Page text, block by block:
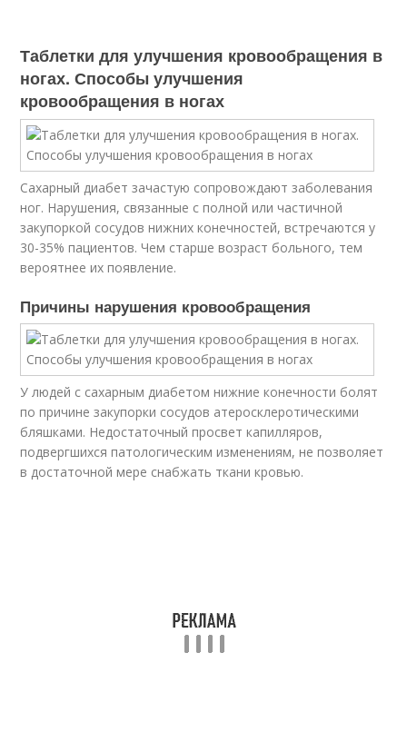
Таблетки для улучшения кровообращения в
ногах. Способы улучшения
кровообращения в ногах
Сахарный диабет зачастую сопровождают заболевания
ног. Нарушения, связанные с полной или частичной
закупоркой сосудов нижних конечностей, встречаются у
30-35% пациентов. Чем старше возраст больного, тем
вероятнее их появление.
Причины нарушения кровообращения
У людей с сахарным диабетом нижние конечности болят
по причине закупорки сосудов атеросклеротическими
бляшками. Недостаточный просвет капилляров,
подвергшихся патологическим изменениям, не позволяет
в достаточной мере снабжать ткани кровью.